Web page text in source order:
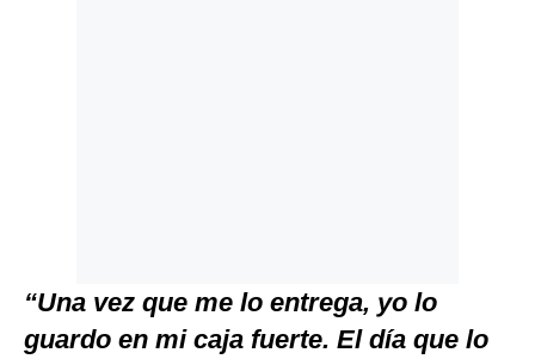
“Una vez que me lo entrega, yo lo
guardo en mi caja fuerte. El día que lo